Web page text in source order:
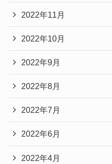
2022年11月
2022年10月
2022年9月
2022年8月
2022年7月
2022年6月
2022年4月